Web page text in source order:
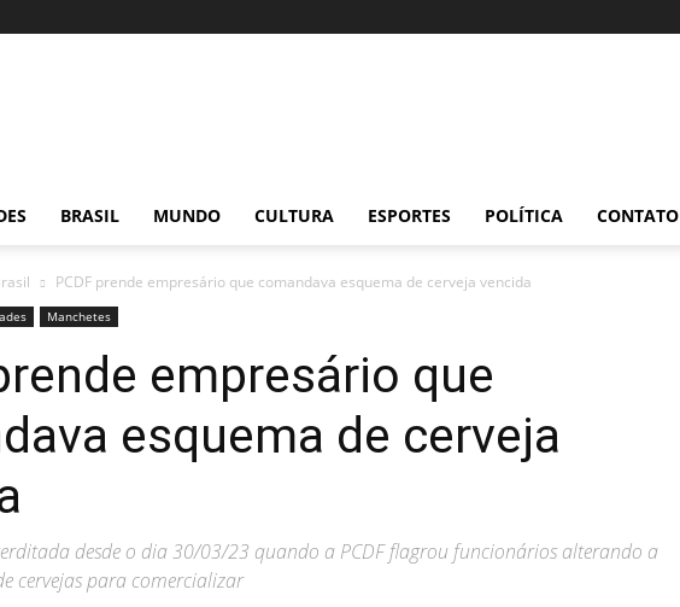
BRASIL MUNDO CULTURA ESPORTES POLÍTICA CONTATO
PCDF prende empresário que comandava esquema de cerveja vencida
Manchetes
empresário que
esquema de cerveja
desde o dia 30/03/23 quando a PCDF flagrou funcionários alterando a
cervejas para comercializar